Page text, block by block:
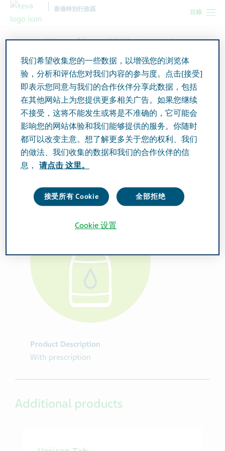
目錄
香港特別行政區
Hong Kong SAR 產品 产品目录 Vasican Syrup
Vasican Syrup
Active Ingredient
Bromhexine HCl BP 4mg/5ml
Additional Info
Syrup
Product Description
With prescription
Additional products
我们希望收集您的一些数据，以增强您的浏览体
验，分析和评估您对我们内容的参与度。点击[接受]
即表示您同意与我们的合作伙伴分享此数据，包括
在其他网站上为您提供更多相关广告。如果您继续
不接受，这将不能发生或将是不准确的，它可能会
影响您的网站体验和我们能够提供的服务。你随时
都可以改变主意。想了解更多关于您的权利、我们
的做法、我们收集的数据和我们的合作伙伴的信
息，
请点击 这里。
接受所有 Cookie 全部拒绝
Cookie 设置